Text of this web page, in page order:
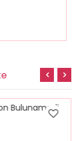
Bulunamadi